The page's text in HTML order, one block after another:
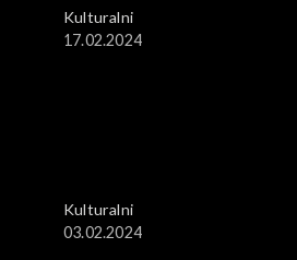
Kulturalni
17.02.2024
Kulturalni
03.02.2024